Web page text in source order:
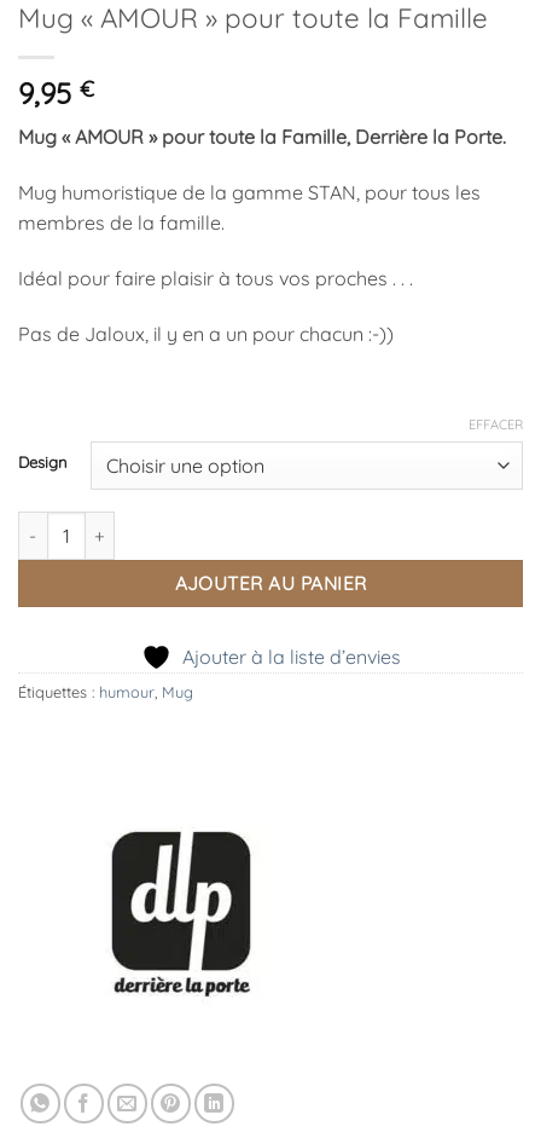
Mug « AMOUR » pour toute la Famille
9,95 €
Mug « AMOUR » pour toute la Famille, Derrière la Porte.
Mug humoristique de la gamme STAN, pour tous les
membres de la famille.
Idéal pour faire plaisir à tous vos proches . . .
Pas de Jaloux, il y en a un pour chacun :-))
Design
EFFACER
quantité de Mug "AMOUR" pour toute la Famille
AJOUTER AU PANIER
Ajouter à la liste d’envies
Étiquettes : humour Mug